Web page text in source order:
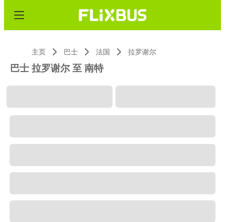
主页 巴士 法国 拉罗谢尔
巴士 拉罗谢尔 至 南特